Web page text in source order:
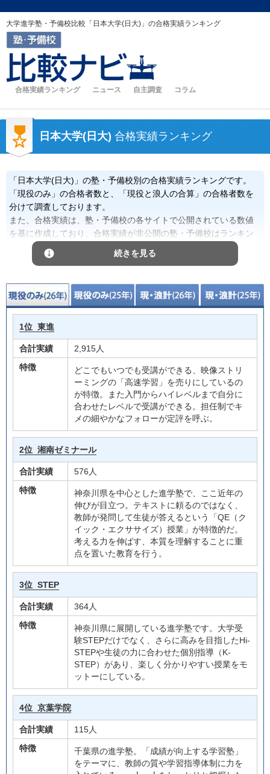
大学進学塾・予備校比較「日本大学(日大)」の合格実績ランキング
合格実績ランキング ニュース 自主調査 コラム
日本大学(日大) 合格実績ランキング
「日本大学(日大)」の塾・予備校別の合格実績ランキングです。
「現役のみ」の合格者数と、「現役と浪人の合算」の合格者数を
分けて調査しております。
また、合格実績は、塾・予備校の各サイトで公開されている数値
を基に作成しており、合格実績が非公開の塾・予備校はランキン
グに含まれません。
続きを見る
1位 東進
合計実績
2,915人
特徴
どこでもいつでも受講ができる、映像ストリ
ーミングの「高速学習」を売りにしているの
が特徴。また入門からハイレベルまで自分に
合わせたレベルで受講ができる。担任制でキ
メの細やかなフォローが定評を呼ぶ。
2位 湘南ゼミナール
合計実績
576人
特徴
神奈川県を中心とした進学塾で、ここ近年の
伸びが目立つ。テキストに頼るのではなく、
教師が発問して生徒が答えるという「QE（ク
イック・エクササイズ）授業」が特徴的だ。
考える力を伸ばす、本質を理解することに重
点を置いた教育を行う。
3位 STEP
合計実績
364人
特徴
神奈川県に展開している進学塾です。大学受
験STEPだけでなく、さらに高みを目指したHi-
STEPや生徒の力に合わせた個別指導（K-
STEP）があり、楽しく分かりやすい授業をモ
ットーにしている。
4位 京葉学院
合計実績
115人
特徴
千葉県の進学塾。「成績が向上する学習塾」
をテーマに、教師の質や学習指導体制に力を